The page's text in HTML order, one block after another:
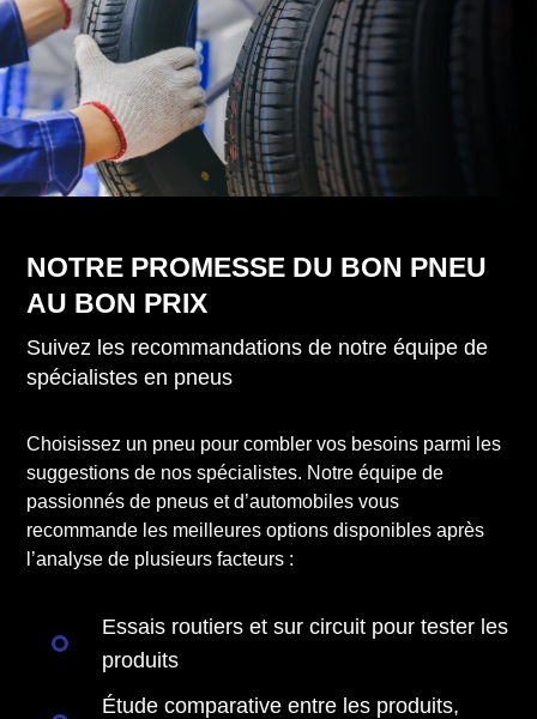
NOTRE PROMESSE DU BON PNEU
AU BON PRIX
Suivez les recommandations de notre équipe de
spécialistes en pneus
Choisissez un pneu pour combler vos besoins parmi les
suggestions de nos spécialistes. Notre équipe de
passionnés de pneus et d’automobiles vous
recommande les meilleures options disponibles après
l’analyse de plusieurs facteurs :
Essais routiers et sur circuit pour tester les
produits
Étude comparative entre les produits,